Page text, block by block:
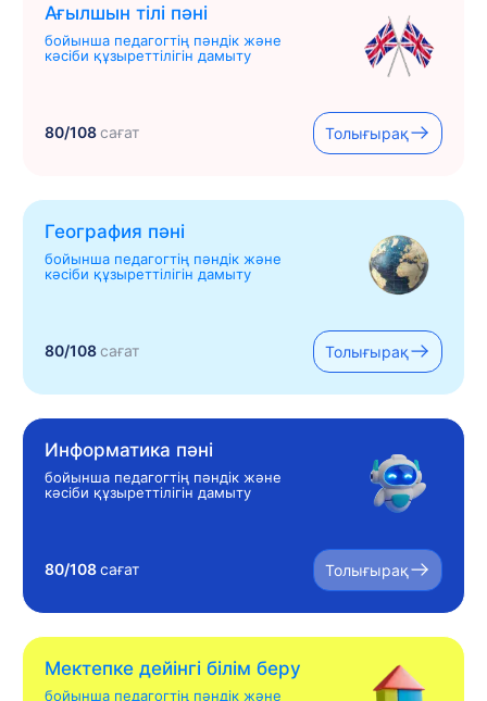
Ағылшын тілі пәні
бойынша педагогтің пәндік және
кәсіби құзыреттілігін дамыту
80/108сағат Толығырақ
География пәні
бойынша педагогтің пәндік және
кәсіби құзыреттілігін дамыту
80/108сағат Толығырақ
Информатика пәні
бойынша педагогтің пәндік және
кәсіби құзыреттілігін дамыту
80/108сағат Толығырақ
Мектепке дейінгі білім беру
бойынша педагогтің пәндік және